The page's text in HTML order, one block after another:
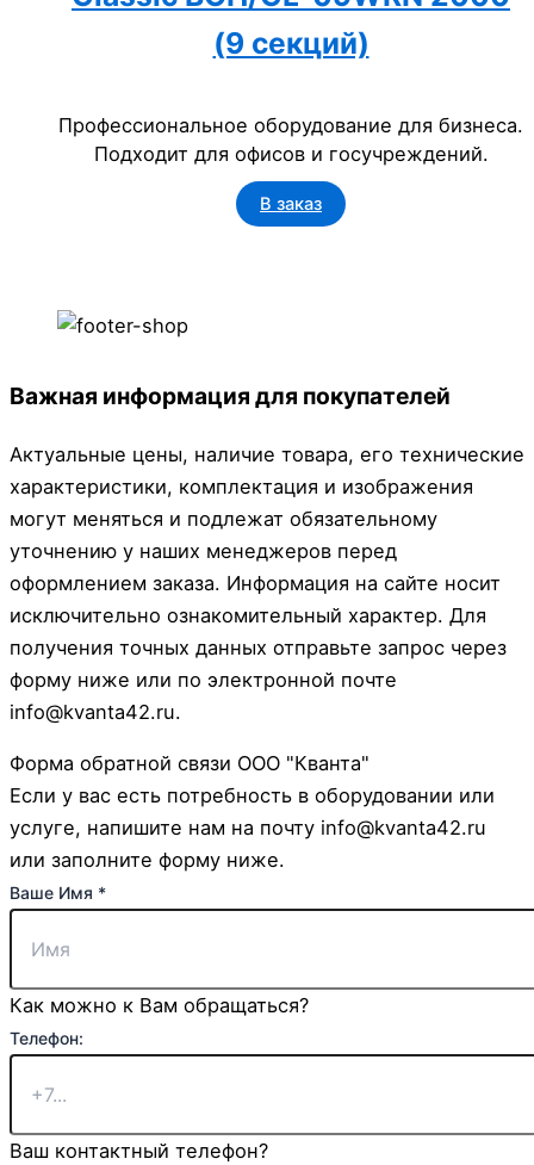
(9 секций)
Профессиональное оборудование для бизнеса.
Подходит для офисов и госучреждений.
В заказ
Важная информация для покупателей
Актуальные цены, наличие товара, его технические
характеристики, комплектация и изображения
могут меняться и подлежат обязательному
уточнению у наших менеджеров перед
оформлением заказа. Информация на сайте носит
исключительно ознакомительный характер. Для
получения точных данных отправьте запрос через
форму ниже или по электронной почте
info@kvanta42.ru.
Форма обратной связи ООО "Кванта"
Если у вас есть потребность в оборудовании или
услуге, напишите нам на почту info@kvanta42.ru
или заполните форму ниже.
Ваше Имя *
Как можно к Вам обращаться?
Эл.
Телефон:
Телефон:
Ваш контактный телефон?